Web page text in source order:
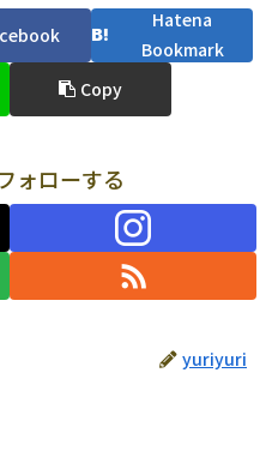
Hatena
Bookmark
Copy
ォローする
yuriyuri